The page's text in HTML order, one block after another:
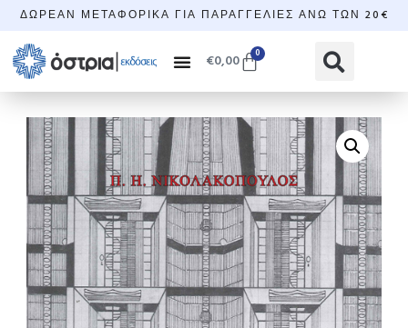
ΔΩΡΕΆΝ ΜΕΤΑΦΟΡΙΚΆ ΓΙΑ ΠΑΡΑΓΓΕΛΊΕΣ ΆΝΩ ΤΩΝ 20€
€0,00 0